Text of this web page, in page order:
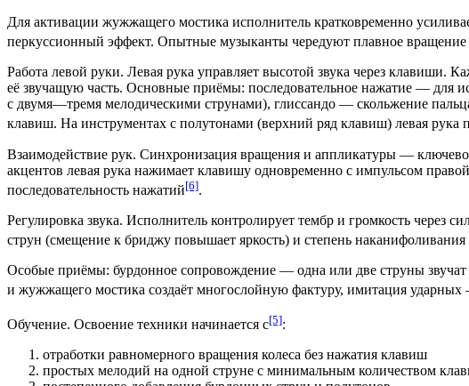
Для активации жужжащего мостика исполнитель кратковременно
перкуссионный эффект. Опытные музыканты чередуют плавное
Работа левой руки. Левая рука управляет высотой звука через клавиши.
её звучащую часть. Основные приёмы: последовательное нажатие — для
с двумя—тремя мелодическими струнами), глиссандо — скольжение
клавиш. На инструментах с полутонами (верхний ряд клавиш) левая
Взаимодействие рук. Синхронизация вращения и аппликатуры —
акцентов левая рука нажимает клавишу одновременно с импульсом
последовательность нажатий[6].
Регулировка звука. Исполнитель контролирует тембр и громкость через
струн (смещение к бриджу повышает яркость) и степень
Особые приёмы: бурдонное сопровождение — одна или две струны
и жужжащего мостика создаёт многослойную фактуру, имитация ударных
Обучение. Освоение техники начинается с[5]:
отработки равномерного вращения колеса без нажатия клавиш
простых мелодий на одной струне с минимальным количеством